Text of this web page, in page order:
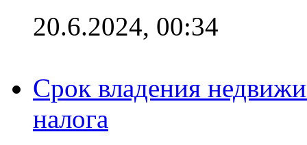
20.6.2024, 00:34
Срок владения
налога